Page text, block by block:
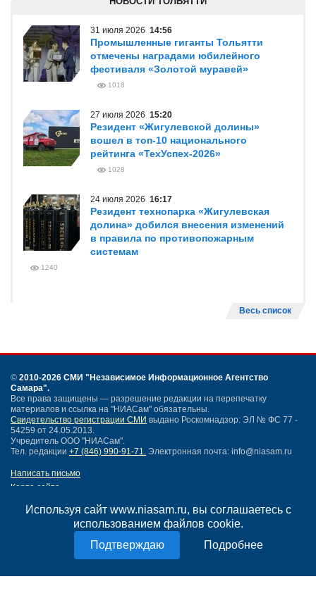
Используя сайт www.niasam.ru, вы соглашаетесь с
использованием файлов cookie.
Подробнее
31 июля 2026 14:56
Промышленные гиганты Тольятти
отмечены наградами юбилейного
фестиваля «Золотой муравей»
1018
27 июля 2026 15:20
Резидент «Жигулевской долины»
вошел в топ-10 национального
рейтинга «ТехУспех-2026»
1028
24 июля 2026 16:17
Резидент технопарка «Жигулевская
долина» добился внесения изменений
в правила по противопожарным
системам
1240
Весь список
© 2010-2026 СМИ "Независимое Информационное Агентство
Самара".
Все права защищены — разрешение редакции на перепечатку
материалов и ссылка на "НИАСам" обязательны.
Свидетельство регистрации СМИ выдано Роскомнадзор: ЭЛ № ФС 77 -
54259 от 24.05.2013.
Учредитель ООО "НИАСам".
Тел. редакции +7 (846) 990-91-71. Электронная почта: info@niasam.ru
Написать письмо
Карта сайта
Политика конфиденциальности
Согласие на обработку персональных данных